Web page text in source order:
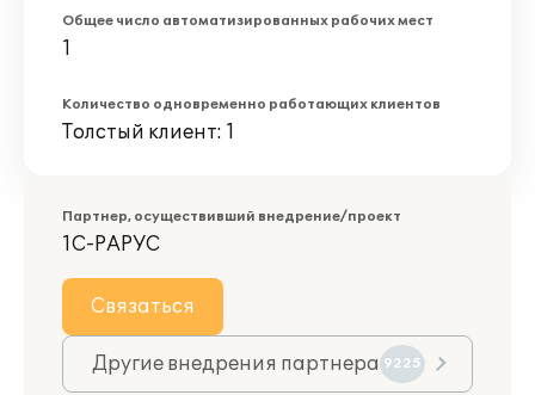
Общее число автоматизированных рабочих мест
1
Количество одновременно работающих клиентов
Толстый клиент: 1
Партнер, осуществивший внедрение/проект
1С-РАРУС
Связаться
Другие внедрения партнера 9225